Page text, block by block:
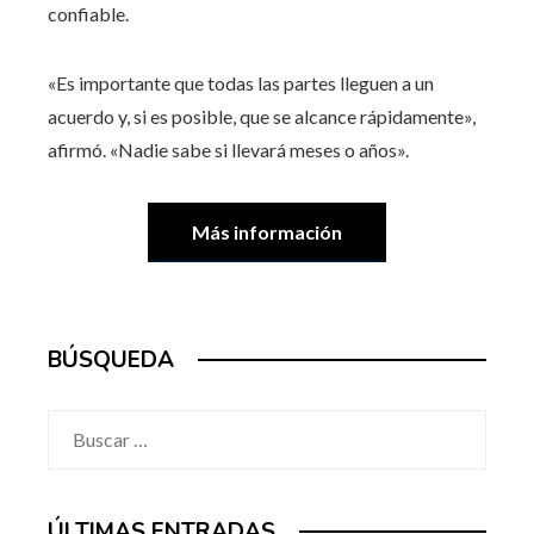
confiable.
«Es importante que todas las partes lleguen a un
acuerdo y, si es posible, que se alcance rápidamente»,
afirmó. «Nadie sabe si llevará meses o años».
Más información
BÚSQUEDA